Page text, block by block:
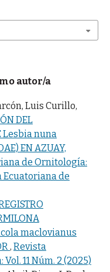
autor/a
Luis Curillo,
DEL
Lesbia nuna
EN AZUAY,
de Ornitología:
Ecuatoriana de
maclovianus
, Revista
11 Núm. 2 (2025)